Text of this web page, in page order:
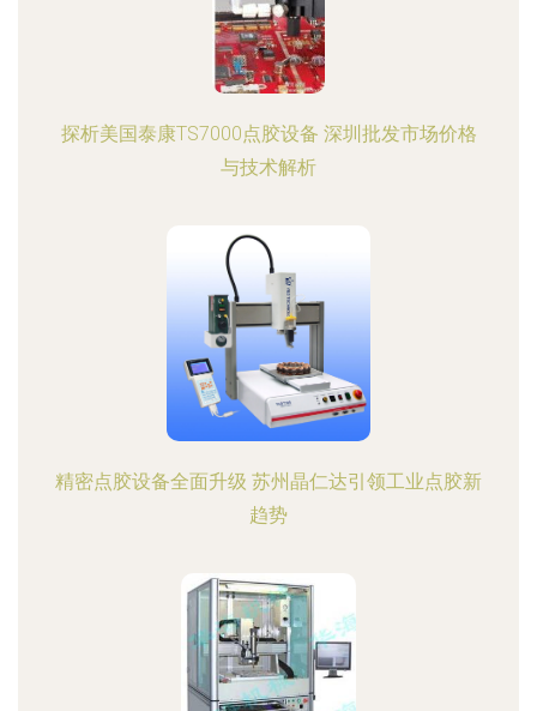
探析美国泰康TS7000点胶设备 深圳批发市场价格
与技术解析
精密点胶设备全面升级 苏州晶仁达引领工业点胶新
趋势